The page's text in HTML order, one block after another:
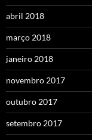
abril 2018
março 2018
janeiro 2018
novembro 2017
outubro 2017
setembro 2017